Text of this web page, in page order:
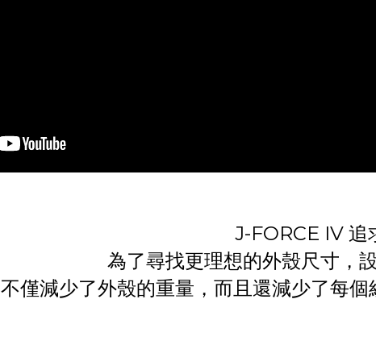
J-FORCE IV 追
為了尋找更理想的外殼尺寸，
不僅減少了外殼的重量，而且還減少了每個